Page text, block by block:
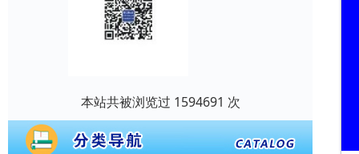
本站共被浏览过 1594691 次